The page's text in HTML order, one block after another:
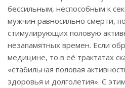
бессильным, неспособным к
мужчин равносильно смерти,
стимулирующих половую
незапамятных времен. Если
медицине, то в её трактатах
«стабильная половая
здоровья и долголетия». С